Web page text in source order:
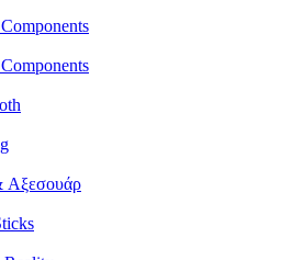
Αξεσουάρ